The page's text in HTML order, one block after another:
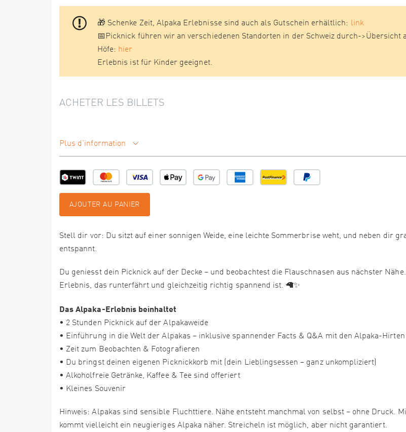
🎁 Schenke Zeit, Alpaka Erlebnisse sind auch als Gutschein erhältlich: link
📅Picknick führen wir an verschiedenen Standorten in der Schweiz durch->Übersicht
Höfe: hier
Erlebnis ist für Kinder geeignet.
ACHETER LES BILLETS
Plus d'information
AJOUTER AU PANIER
Stell dir vor: Du sitzt auf einer sonnigen Weide, eine leichte Sommerbrise weht, und neben dir
entspannt.
Du geniesst dein Picknick auf der Decke – und beobachtest die Flauschnasen aus nächster
Erlebnis, das runterfährt und gleichzeitig richtig spannend ist. 🦙✨
Das Alpaka-Erlebnis beinhaltet
• 2 Stunden Picknick auf der Alpakaweide
• Einführung in die Welt der Alpakas – inklusive spannender Facts & Q&A mit den Alpaka-Hirten
• Zeit zum Beobachten & Fotografieren
• Du bringst deinen eigenen Picknickkorb mit (dein Lieblingsessen – ganz unkompliziert)
• Alkoholfreie Getränke, Kaffee & Tee sind offeriert
• Kleines Souvenir
Hinweis: Alpakas sind sensible Fluchttiere. Nähe entsteht manchmal von selbst – ohne Druck.
kommt vielleicht ein neugieriges Alpaka näher. Streicheln ist möglich, aber nicht garantiert.